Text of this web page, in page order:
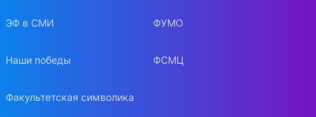
ЭФ в СМИ
Наши победы
Факультетская символика
ФУМО
ФСМЦ